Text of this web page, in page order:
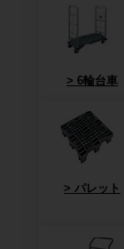
6輪台車
パレット